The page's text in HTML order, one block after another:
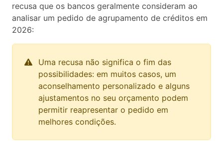
recusa que os bancos geralmente consideram ao
analisar um pedido de agrupamento de créditos em
2026:
Uma recusa não significa o fim das
possibilidades: em muitos casos, um
aconselhamento personalizado e alguns
ajustamentos no seu orçamento podem
permitir reapresentar o pedido em
melhores condições.